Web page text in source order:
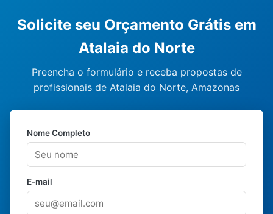
Solicite seu Orçamento Grátis em
Atalaia do Norte
Preencha o formulário e receba propostas de
profissionais de Atalaia do Norte, Amazonas
Nome Completo
E-mail